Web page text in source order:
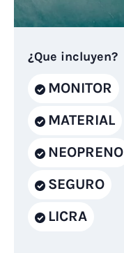
¿Que incluyen?
MONITOR
MATERIAL
NEOPRENO
SEGURO
LICRA